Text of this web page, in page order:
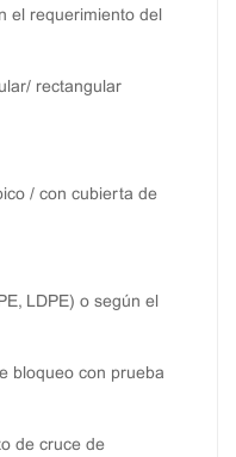
el requerimiento del
rectangular
/ con cubierta de
LDPE) o según el
bloqueo con prueba
de cruce de